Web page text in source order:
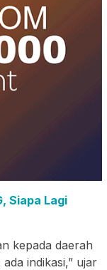
Siapa Lagi
kepada daerah
indikasi,” ujar